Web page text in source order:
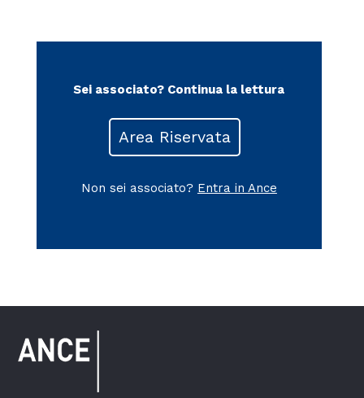
Sei associato? Continua la lettura
Area Riservata
Non sei associato? Entra in Ance